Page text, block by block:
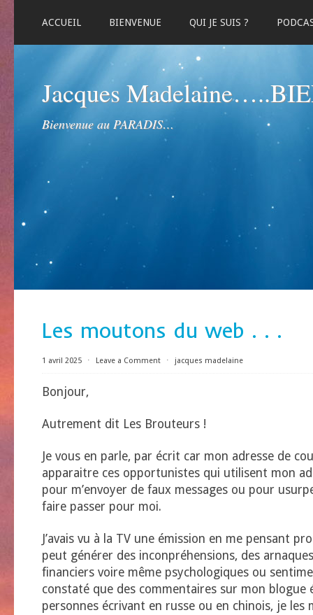
ACCUEIL BIENVENUE QUI JE SUIS ?
Jacques
Bienvenue au PARADIS…
Les moutons du web . . .
1 avril 2025 ⋅ Leave a Comment ⋅ jacques madelaine
Bonjour,
Autrement dit Les Brouteurs !
Je vous en parle, par écrit car mon adresse de
apparaitre ces opportunistes qui utilisent mon
pour m’envoyer de faux messages ou pour
faire passer pour moi.
J’avais vu à la TV une émission en me pensant
peut générer des inconpréhensions, des
financiers voire même psychologiques ou
constaté que des commentaires sur mon blogue
personnes écrivant en russe ou en chinois, je les